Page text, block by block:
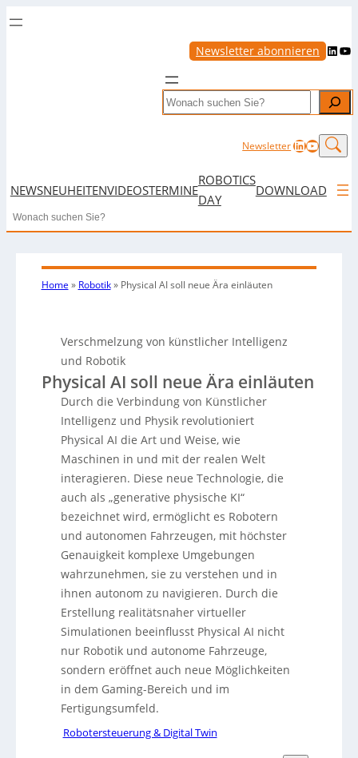
Newsletter abonnieren LinkedIn YouTube
Search
NewsletterLinkedIn
NEWSNEUHEITENVIDEOSTERMINE
ROBOTICS
DAY
DOWNLOAD
Search
Home » Robotik» Physical AI soll neue Ära einläuten
Verschmelzung von künstlicher Intelligenz
und Robotik
Physical AI soll neue Ära einläuten
Durch die Verbindung von Künstlicher
Intelligenz und Physik revolutioniert
Physical AI die Art und Weise, wie
Maschinen in und mit der realen Welt
interagieren. Diese neue Technologie, die
auch als „generative physische KI“
bezeichnet wird, ermöglicht es Robotern
und autonomen Fahrzeugen, mit höchster
Genauigkeit komplexe Umgebungen
wahrzunehmen, sie zu verstehen und in
ihnen autonom zu navigieren. Durch die
Erstellung realitätsnaher virtueller
Simulationen beeinflusst Physical AI nicht
nur Robotik und autonome Fahrzeuge,
sondern eröffnet auch neue Möglichkeiten
in dem Gaming-Bereich und im
Fertigungsumfeld.
Robotersteuerung & Digital Twin